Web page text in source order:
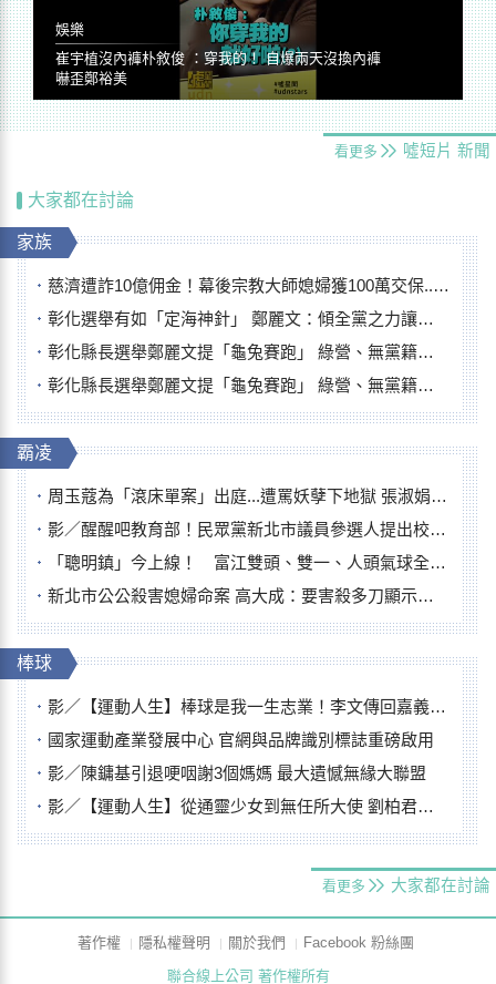
娛樂
崔宇植沒內褲朴敘俊 ：穿我的！ 自爆兩天沒換內褲
嚇歪鄭裕美
看更多 噓短片 新聞
大家都在討論
家族
慈濟遭詐10億佣金！幕後宗教大師媳婦獲100萬交保...快步奔離不發一語
彰化選舉有如「定海神針」 鄭麗文：傾全黨之力讓彰化贏
彰化縣長選舉鄭麗文提「龜兔賽跑」 綠營、無黨籍忙否認是烏龜
彰化縣長選舉鄭麗文提「龜兔賽跑」 綠營、無黨籍忙否認是烏龜
霸凌
周玉蔻為「滾床單案」出庭...遭罵妖孽下地獄 張淑娟批：舌頭殺人有罪
影／醒醒吧教育部！民眾黨新北市議員參選人提出校園反毒防線升級政見
「聰明鎮」今上線！ 富江雙頭、雙一、人頭氣球全登場
新北市公公殺害媳婦命案 高大成：要害殺多刀顯示怨恨深
棒球
影／【運動人生】棒球是我一生志業！李文傳回嘉義扎根點亮KANO精神
國家運動產業發展中心 官網與品牌識別標誌重磅啟用
影／陳鏞基引退哽咽謝3個媽媽 最大遺憾無緣大聯盟
影／【運動人生】從通靈少女到無任所大使 劉柏君女裁判人生國際發光
看更多 大家都在討論
著作權 隱私權聲明 關於我們
Facebook 粉絲團
聯合線上公司 著作權所有